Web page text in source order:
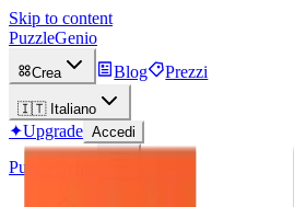
Skip to content
PuzzleGenio
Crea Blog Prezzi
🇮🇹 Italiano
✦Upgrade Accedi
PuzzleGenio